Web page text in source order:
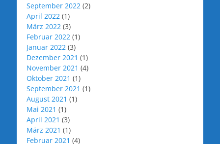
September 2022 (2)
April 2022 (1)
März 2022 (3)
Februar 2022 (1)
Januar 2022 (3)
Dezember 2021 (1)
November 2021 (4)
Oktober 2021 (1)
September 2021 (1)
August 2021 (1)
Mai 2021 (1)
April 2021 (3)
März 2021 (1)
Februar 2021 (4)